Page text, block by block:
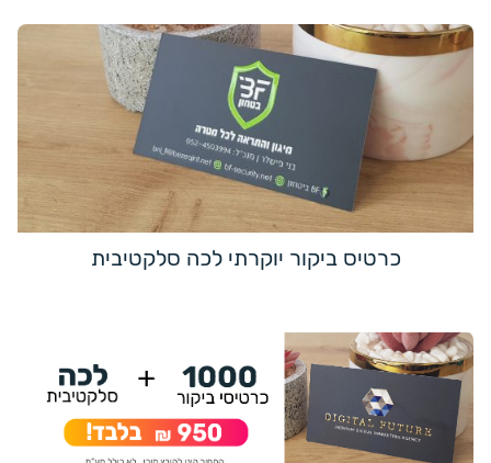
כרטיס ביקור יוקרתי לכה סלקטיבית